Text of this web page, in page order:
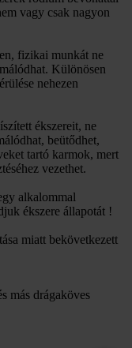
vagy csak nagyon
fizikai munkát ne
Különösen
nehezen
ékszereit, ne
beütődhet,
tartó karmok, mert
vezethet.
alkalommal
ékszere állapotát !
miatt bekövetkezett
más drágaköves